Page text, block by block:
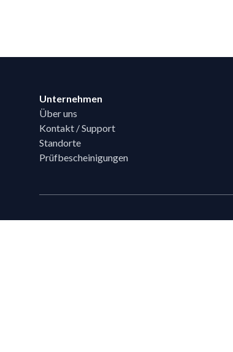
Unternehmen
Über uns
Kontakt / Support
Standorte
Prüfbescheinigungen